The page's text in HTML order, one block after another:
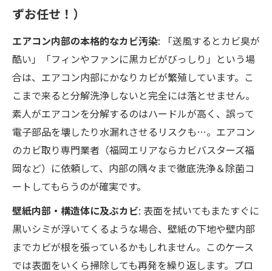
ずお任せ！）
エアコン内部の本格的なカビ汚染: 「送風するとカビ臭が
酷い」「フィンやファンに黒カビがびっしり」という場
合は、エアコン内部にかなりカビが繁殖しています。こ
こまで来ると分解洗浄しないと完全には落とせません。
素人がエアコンを分解するのはハードルが高く、誤って
電子部品を壊したり水漏れさせるリスクも…。エアコン
のカビ取り専門業者（福岡エリアならカビバスターズ福
岡など）に依頼して、内部の隅々まで徹底洗浄＆除菌コ
ートしてもらうのが確実です。
壁紙内部・構造体に及ぶカビ: 表面を拭いてもまたすぐに
黒いシミが浮いてくるような場合、壁紙の下地や壁内部
までカビが根を張っているかもしれません。このケース
では表面をいくら掃除しても再発を繰り返します。プロ